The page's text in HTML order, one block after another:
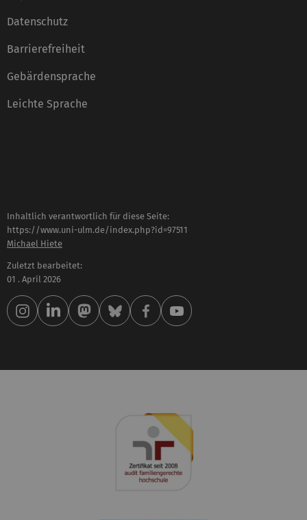
Datenschutz
Barrierefreiheit
Gebärdensprache
Leichte Sprache
Inhaltlich verantwortlich für diese Seite:
https://www.uni-ulm.de/index.php?id=97511
Michael Hiete
Zuletzt bearbeitet:
01 . April 2026